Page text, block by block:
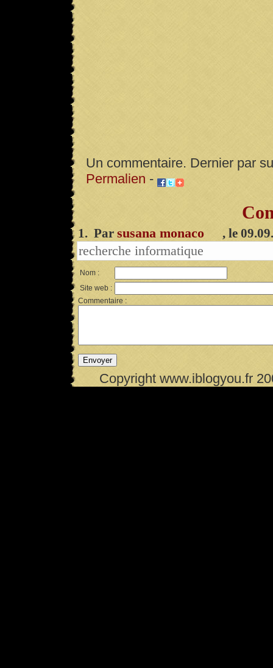
Un commentaire. Dernier par
Permalien -
1. Par susana monaco , le
recherche informatique
Nom :
Site web :
Commentaire :
Copyright www.iblogyou.fr